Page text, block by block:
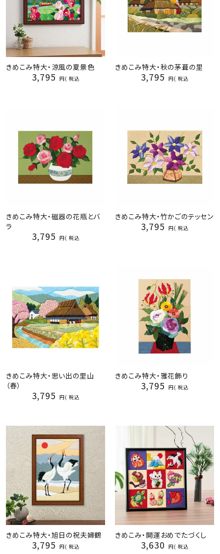
きめこみ特大・涼風の夏景色
3,795 税込
きめこみ特大・秋の茅葺の里
3,795 税込
きめこみ特大・磁器の花瓶とバ
ラ
3,795 税込
きめこみ特大・竹かごのテッセン
3,795 税込
きめこみ特大・思い出の里山
（春）
3,795 税込
きめこみ特大・雅花飾り
3,795 税込
きめこみ特大・旭日の祝夫婦鶴
3,795 税込
きめこみ・開運おめでたづくし
3,630 税込